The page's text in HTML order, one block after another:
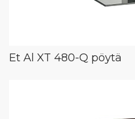
Et Al XT 480-Q pöytä